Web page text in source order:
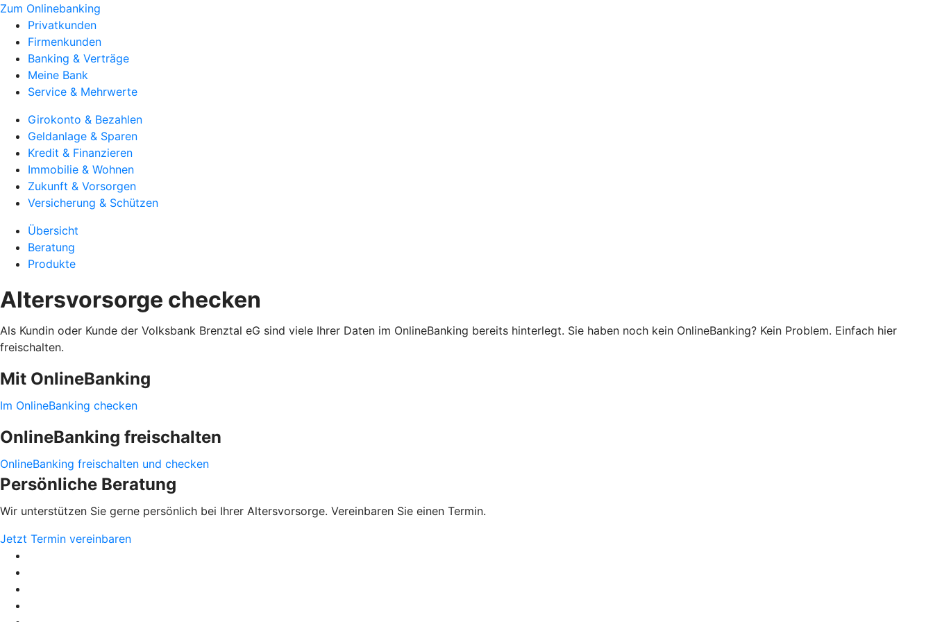
Zum Onlinebanking
Privatkunden
Firmenkunden
Banking & Verträge
Meine Bank
Service & Mehrwerte
Girokonto & Bezahlen
Geldanlage & Sparen
Kredit & Finanzieren
Immobilie & Wohnen
Zukunft & Vorsorgen
Versicherung & Schützen
Übersicht
Beratung
Produkte
Altersvorsorge checken
Als Kundin oder Kunde der Volksbank Brenztal eG sind viele Ihrer Daten im OnlineBanking bereits hinterlegt. Sie haben noch kein OnlineBanking? Kein Problem. Einfach hier
freischalten.
Mit OnlineBanking
Im OnlineBanking checken
OnlineBanking freischalten
OnlineBanking freischalten und checken
Persönliche Beratung
Wir unterstützen Sie gerne persönlich bei Ihrer Altersvorsorge. Vereinbaren Sie einen Termin.
Jetzt Termin vereinbaren